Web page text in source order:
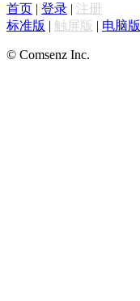
首页 | 登录 | 注册
标准版 | 触屏版 | 电脑版
© Comsenz Inc.